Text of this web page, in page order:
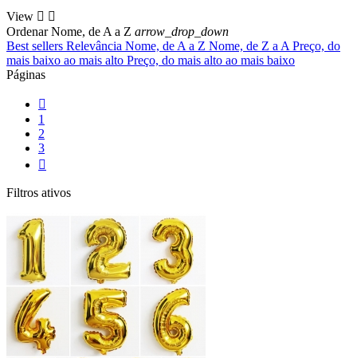
View  
Ordenar Nome, de A a Z arrow_drop_down
Best sellers Relevância Nome, de A a Z Nome, de Z a A Preço, do
mais baixo ao mais alto Preço, do mais alto ao mais baixo
Páginas

1
2
3

Filtros ativos